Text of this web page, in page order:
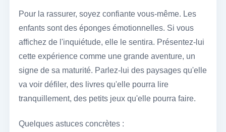
Pour la rassurer, soyez confiante vous-même. Les
enfants sont des éponges émotionnelles. Si vous
affichez de l'inquiétude, elle le sentira. Présentez-lui
cette expérience comme une grande aventure, un
signe de sa maturité. Parlez-lui des paysages qu'elle
va voir défiler, des livres qu'elle pourra lire
tranquillement, des petits jeux qu'elle pourra faire.
Quelques astuces concrètes :